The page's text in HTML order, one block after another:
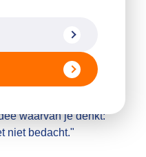
bij strategische
ideeën heeft ze
idee om stagiaires
waarvan je denkt:
niet bedacht."